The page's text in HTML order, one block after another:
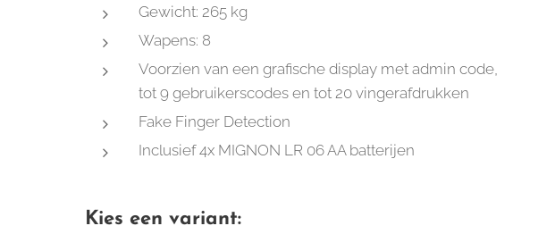
Gewicht: 265 kg
Wapens: 8
Voorzien van een grafische display met admin code,
tot 9 gebruikerscodes en tot 20 vingerafdrukken
Fake Finger Detection
Inclusief 4x MIGNON LR 06 AA batterijen
Kies een variant: